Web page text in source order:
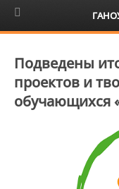
6+
Подведены
проектов и
обучающихся